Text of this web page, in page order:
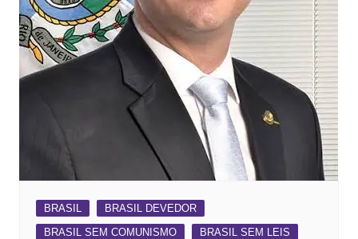
BRASIL
BRASIL DEVEDOR
BRASIL SEM COMUNISMO
BRASIL SEM LEIS